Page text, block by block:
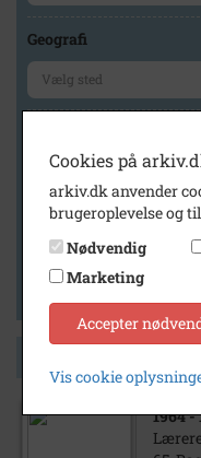
Geografi
Vis kun med billeder
Vis kun med filmklip
Vis kun med kilder
1964-
Cookies på
arkiv.dk anvender
brugeroplevelse og
Nødvendig
Marketing
Accepter
Vis cookie